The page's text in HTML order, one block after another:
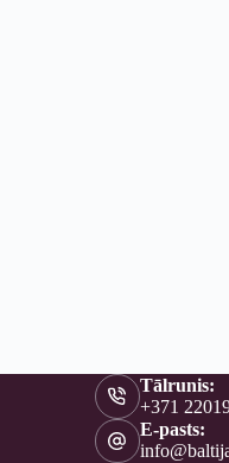
Tālrunis:
+371
E-pasts: